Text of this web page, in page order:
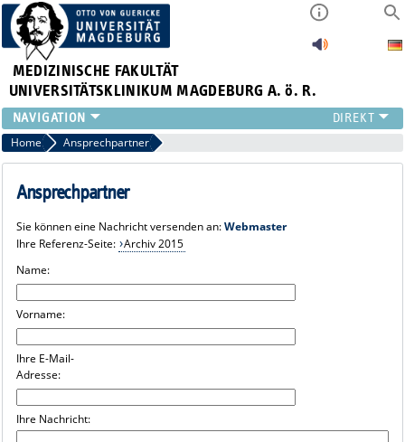
MEDIZINISCHE FAKULTÄT
UNIVERSITÄTSKLINIKUM MAGDEBURG A. ö. R.
INSTITUTE
KLINIKEN
ZENTRALE EINRICHTUNGEN
PRESSE
INTERNATIONAL
INTRANET
Home Ansprechpartner
Ansprechpartner
Sie können eine Nachricht versenden an:Webmaster
Ihre Referenz-Seite: Archiv 2015
Name:
Vorname:
Ihre E-Mail-
Adresse:
Ihre Nachricht: